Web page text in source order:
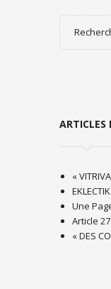
ARTICLES
«
Une
Article 27:
« DES